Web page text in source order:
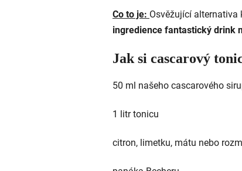
Co to je: Osvěžující alternativa
ingredience fantastický drink
Jak si cascarový
50 ml našeho cascarového
1 litr tonicu
citron, limetku, mátu nebo